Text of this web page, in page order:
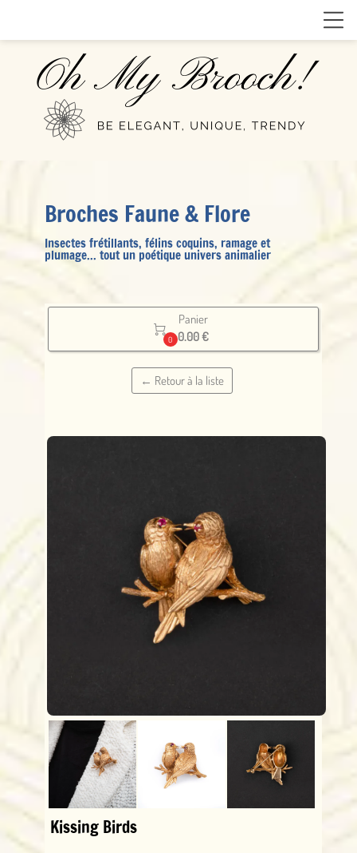
Broches Faune & Flore
Insectes frétillants, félins coquins, ramage et
plumage... tout un poétique univers animalier

0
Panier
0.00 €
← Retour à la liste
Kissing Birds